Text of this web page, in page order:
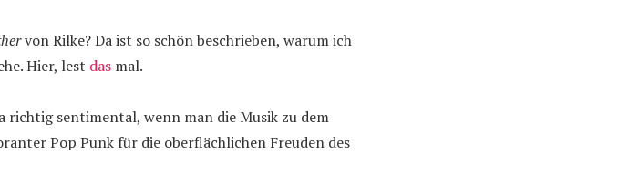
von Rilke? Da ist so schön beschrieben, warum ich
Hier, lest das mal.
richtig sentimental, wenn man die Musik zu dem
Pop Punk für die oberflächlichen Freuden des